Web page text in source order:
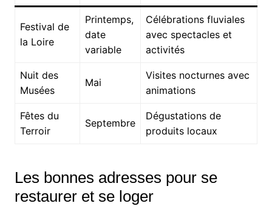
Festival de
la Loire
Printemps,
date
variable
Célébrations fluviales
avec spectacles et
activités
Nuit des
Musées
Mai
Visites nocturnes avec
animations
Fêtes du
Terroir
Septembre
Dégustations de
produits locaux
Les bonnes adresses pour se
restaurer et se loger